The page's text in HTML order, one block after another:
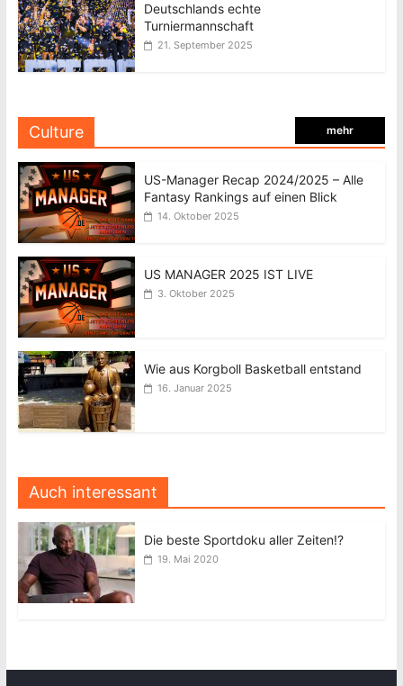
Deutschlands echte
Turniermannschaft
21. September 2025
Culture mehr
US-Manager Recap 2024/2025 – Alle
Fantasy Rankings auf einen Blick
14. Oktober 2025
US MANAGER 2025 IST LIVE
3. Oktober 2025
Wie aus Korgboll Basketball entstand
16. Januar 2025
Auch interessant
Die beste Sportdoku aller Zeiten!?
19. Mai 2020